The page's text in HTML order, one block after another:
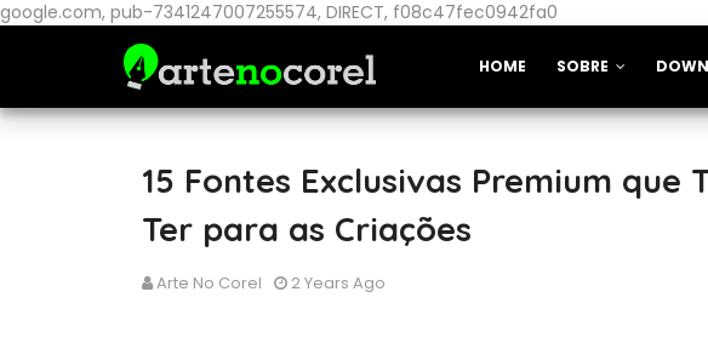
google.com, pub-7341247007255574, DIRECT, f08c47fec0942fa0
HOME SOBRE
15 Fontes Exclusivas Premium que
Ter para as Criações
Arte No Corel 2 Years Ago